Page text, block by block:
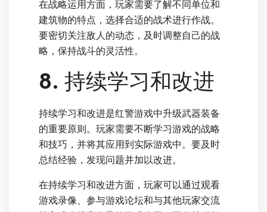
在战略运用方面，玩家需要了解不同单位和
建筑物的特点，选择合适的战术进行作战。
要密切关注敌人的动态，及时调整自己的战
略，保持战斗的灵活性。
8. 持续学习和改进
持续学习和改进是红警游戏中升级武器装备
的重要原则。玩家需要不断学习游戏的战略
和技巧，并将其应用到实际游戏中。要及时
总结经验，发现问题并加以改进。
在持续学习和改进方面，玩家可以通过观看
游戏录像、参与游戏论坛和与其他玩家交流